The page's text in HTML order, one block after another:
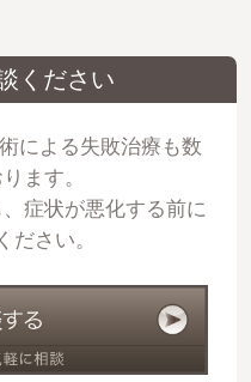
ください
による失敗治療も数
ます。
症状が悪化する前に
ださい。